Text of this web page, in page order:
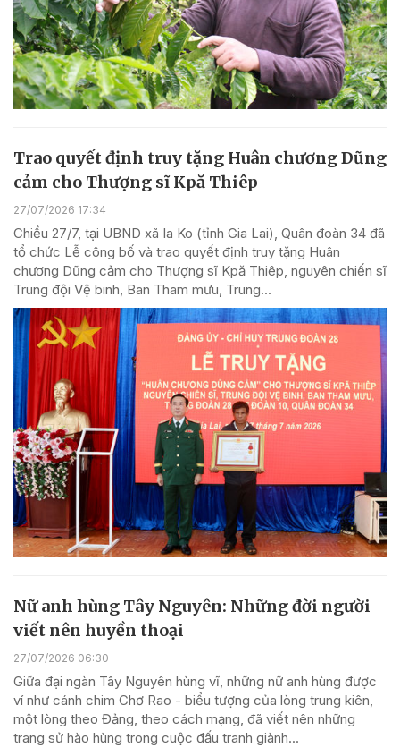
Trao quyết định truy tặng Huân chương Dũng
cảm cho Thượng sĩ Kpă Thiêp
27/07/2026 17:34
Chiều 27/7, tại UBND xã Ia Ko (tỉnh Gia Lai), Quân đoàn 34 đã
tổ chức Lễ công bố và trao quyết định truy tặng Huân
chương Dũng cảm cho Thượng sĩ Kpă Thiêp, nguyên chiến sĩ
Trung đội Vệ binh, Ban Tham mưu, Trung...
Nữ anh hùng Tây Nguyên: Những đời người
viết nên huyền thoại
27/07/2026 06:30
Giữa đại ngàn Tây Nguyên hùng vĩ, những nữ anh hùng được
ví như cánh chim Chơ Rao - biểu tượng của lòng trung kiên,
một lòng theo Đảng, theo cách mạng, đã viết nên những
trang sử hào hùng trong cuộc đấu tranh giành...